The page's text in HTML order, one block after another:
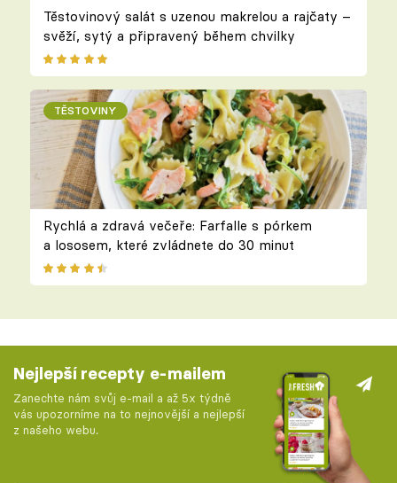
Těstovinový salát s uzenou makrelou a rajčaty –
svěží, sytý a připravený během chvilky
TĚSTOVINY
Rychlá a zdravá večeře: Farfalle s pórkem
a lososem, které zvládnete do 30 minut
Nejlepší recepty e-mailem
Zanechte nám svůj e-mail a až 5x týdně
vás upozorníme na to nejnovější a nejlepší
z našeho webu.